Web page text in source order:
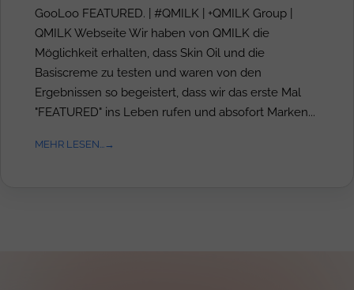
GooLoo FEATURED. | #QMILK | +QMILK Group |
QMILK Webseite Wir haben von QMILK die
Möglichkeit erhalten, dass Skin Oil und die
Basiscreme zu testen und waren von den
Ergebnissen so begeistert, dass wir das erste Mal
"FEATURED" ins Leben rufen und absofort Marken...
MEHR LESEN...